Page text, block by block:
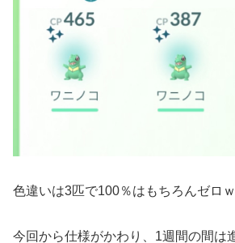
色違いは3匹で100％はもちろんゼロｗ
今回から仕様がかわり、1週間の間は